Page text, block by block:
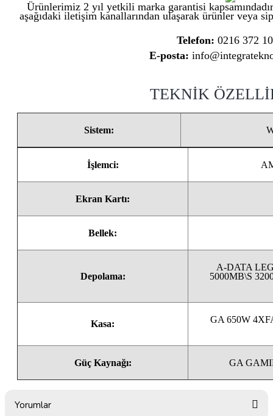
Ürünlerimiz 2 yıl yetkili marka garantisi
aşağıdaki iletişim kanallarından ulaşarak ürünler veya
Telefon: 0216 372
E-posta:
TEKNİK
Sistem:
İşlemci:
Ekran Kartı:
Bellek:
Depolama:
A-DATA
5000MB\S
Kasa: GA 650W
Güç Kaynağı: GA
Yorumlar